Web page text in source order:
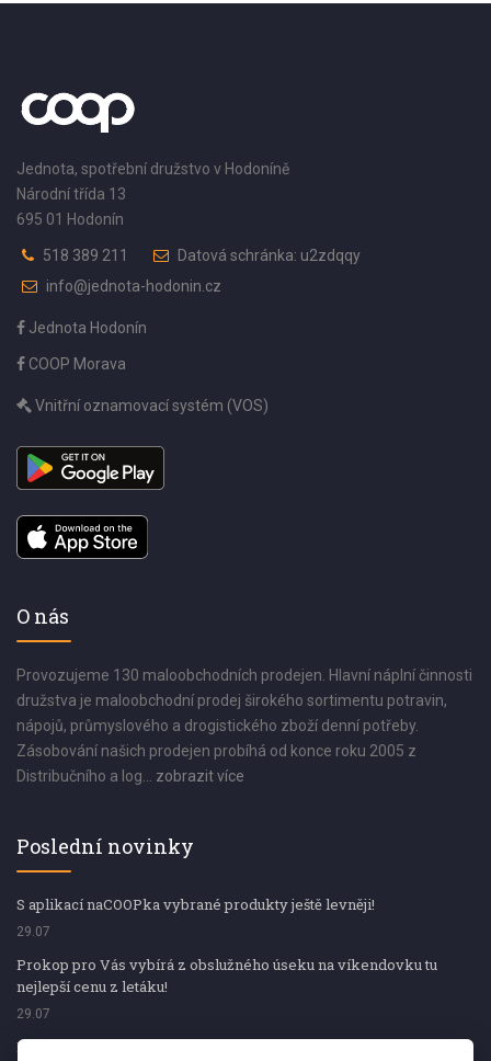
Jednota, spotřební družstvo v Hodoníně
Národní třída 13
695 01 Hodonín
518 389 211
Datová schránka: u2zdqqy
info@jednota-hodonin.cz
Jednota Hodonín
COOP Morava
Vnitřní oznamovací systém (VOS)
O nás
Provozujeme 130 maloobchodních prodejen. Hlavní náplní činnosti
družstva je maloobchodní prodej širokého sortimentu potravin,
nápojů, průmyslového a drogistického zboží denní potřeby.
Zásobování našich prodejen probíhá od konce roku 2005 z
Distribučního a log... zobrazit více
Poslední novinky
S aplikací naCOOPka vybrané produkty ještě levněji!
29.07
Prokop pro Vás vybírá z obslužného úseku na víkendovku tu
nejlepší cenu z letáku!
29.07
Prokop pro Vás vybírá z obslužného úseku na víkendovku tu